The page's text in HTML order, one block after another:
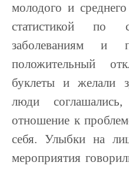
молодого и
статистикой по
заболеваниям и
положительный
буклеты и желали
люди
отношение к
себя. Улыбки на
мероприятия